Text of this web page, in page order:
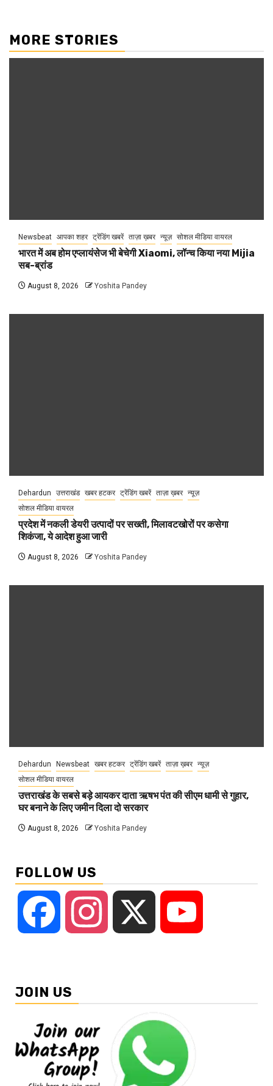
MORE STORIES
Newsbeat आपका शहर ट्रेंडिंग खबरें ताज़ा ख़बर न्यूज़ सोशल मीडिया वायरल
भारत में अब होम एप्लायंसेज भी बेचेगी Xiaomi, लॉन्च किया नया Mijia
सब-ब्रांड
August 8, 2026 Yoshita Pandey
Dehardun उत्तराखंड खबर हटकर ट्रेंडिंग खबरें ताज़ा ख़बर न्यूज़
सोशल मीडिया वायरल
प्रदेश में नकली डेयरी उत्पादों पर सख्ती, मिलावटखोरों पर कसेगा
शिकंजा, ये आदेश हुआ जारी
August 8, 2026 Yoshita Pandey
Dehardun Newsbeat खबर हटकर ट्रेंडिंग खबरें ताज़ा ख़बर न्यूज़
सोशल मीडिया वायरल
उत्तराखंड के सबसे बड़े आयकर दाता ऋषभ पंत की सीएम धामी से गुहार,
घर बनाने के लिए जमीन दिला दो सरकार
August 8, 2026 Yoshita Pandey
FOLLOW US
Facebook Instagram
JOIN US